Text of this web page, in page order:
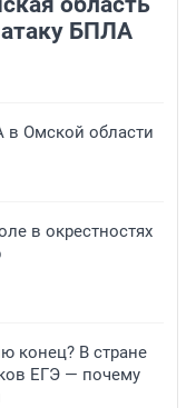
БПЛА
в Омской области
в окрестностях
конец? В стране
ЕГЭ — почему